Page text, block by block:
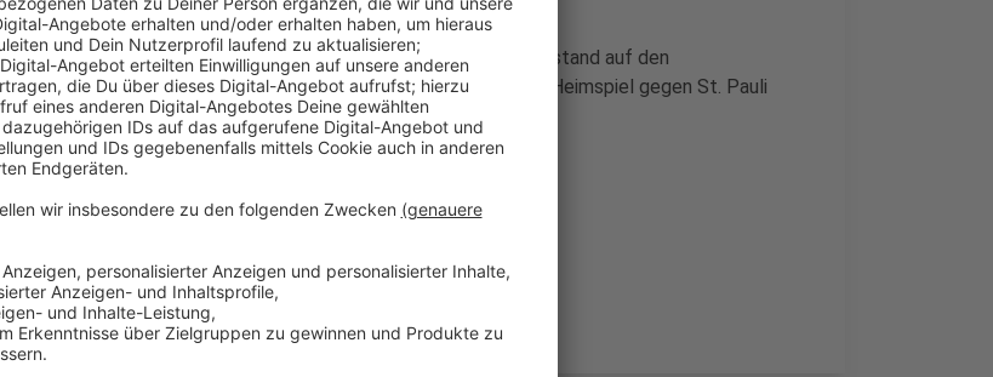
In der Tabelle bleibt die Fortuna Sechster, mit vier Punkten Rückstand auf den
Relegationsplatz. Am Mittwoch geht es um 18:30 Uhr mit einem Heimspiel gegen St. Pauli
weiter. St. Pauli ist das beste Team der Rückrunde.
Hier geht es zur Tabelle:
So berichtet die Fortuna:
Anzeige